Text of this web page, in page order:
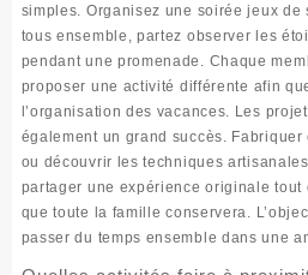
simples. Organisez une soirée jeux
tous ensemble, partez observer les
pendant une promenade. Chaque
proposer une activité différente afin
l’organisation des vacances. Les
également un grand succès.
ou découvrir les techniques
partager une expérience originale
que toute la famille conservera.
passer du temps ensemble dans une